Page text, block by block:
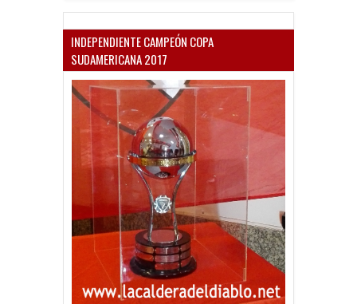
INDEPENDIENTE CAMPEÓN COPA
SUDAMERICANA 2017